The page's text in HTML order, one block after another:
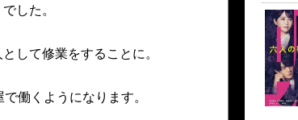
した。
して修業をすることに。
働くようになります。